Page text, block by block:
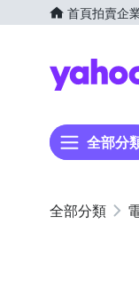
首頁拍賣企
全部分